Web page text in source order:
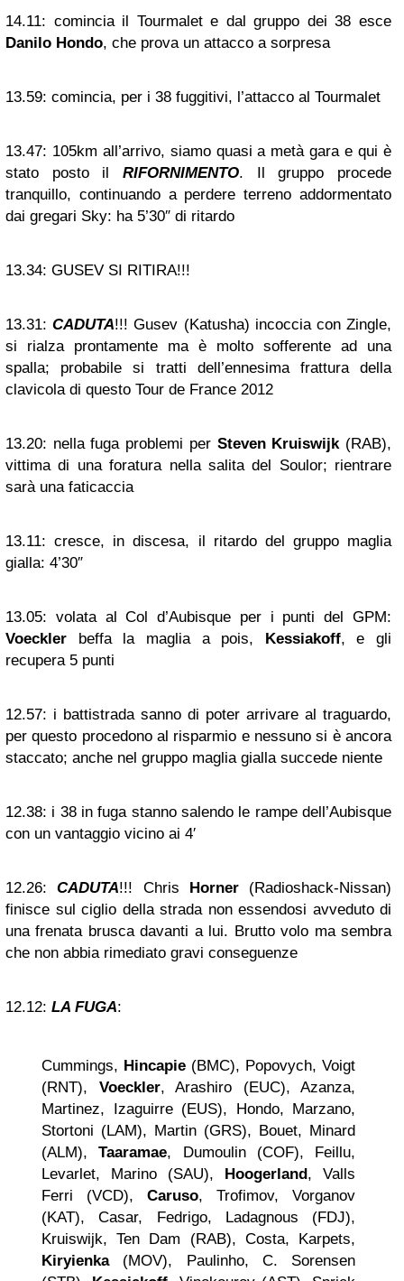
14.11: comincia il Tourmalet e dal gruppo dei 38 esce
Danilo Hondo, che prova un attacco a sorpresa
13.59: comincia, per i 38 fuggitivi, l’attacco al Tourmalet
13.47: 105km all’arrivo, siamo quasi a metà gara e qui è
stato posto il RIFORNIMENTO. Il gruppo procede
tranquillo, continuando a perdere terreno addormentato
dai gregari Sky: ha 5’30″ di ritardo
13.34: GUSEV SI RITIRA!!!
13.31: CADUTA!!! Gusev (Katusha) incoccia con Zingle,
si rialza prontamente ma è molto sofferente ad una
spalla; probabile si tratti dell’ennesima frattura della
clavicola di questo Tour de France 2012
13.20: nella fuga problemi perSteven Kruiswijk(RAB),
vittima di una foratura nella salita del Soulor; rientrare
sarà una faticaccia
13.11: cresce, in discesa, il ritardo del gruppo maglia
gialla: 4’30″
13.05: volata al Col d’Aubisque per i punti del GPM:
Voeckler beffa la maglia a pois, Kessiakoff, e gli
recupera 5 punti
12.57: i battistrada sanno di poter arrivare al traguardo,
per questo procedono al risparmio e nessuno si è ancora
staccato; anche nel gruppo maglia gialla succede niente
12.38: i 38 in fuga stanno salendo le rampe dell’Aubisque
con un vantaggio vicino ai 4′
12.26: CADUTA!!! Chris Horner(Radioshack-Nissan)
finisce sul ciglio della strada non essendosi avveduto di
una frenata brusca davanti a lui. Brutto volo ma sembra
che non abbia rimediato gravi conseguenze
12.12: LA FUGA:
Cummings, Hincapie (BMC), Popovych, Voigt
(RNT), Voeckler, Arashiro (EUC), Azanza,
Martinez, Izaguirre (EUS), Hondo, Marzano,
Stortoni (LAM), Martin (GRS), Bouet, Minard
(ALM),Taaramae, Dumoulin (COF), Feillu,
Levarlet, Marino (SAU), Hoogerland, Valls
Ferri (VCD), Caruso, Trofimov, Vorganov
(KAT), Casar, Fedrigo, Ladagnous (FDJ),
Kruiswijk, Ten Dam (RAB), Costa, Karpets,
Kiryienka(MOV), Paulinho, C. Sorensen